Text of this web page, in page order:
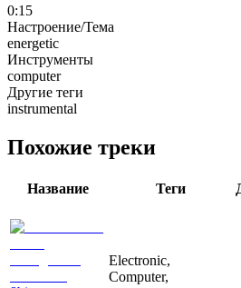
0:15
Настроение/Тема
energetic
Инструменты
computer
Другие теги
instrumental
Похожие треки
Название Теги
Electronic,
Computer,